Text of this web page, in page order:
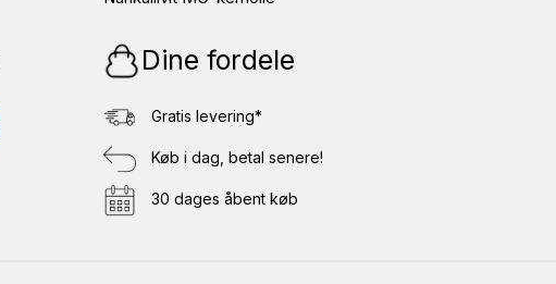
Dine fordele
Gratis levering*
Køb i dag, betal senere!
30 dages åbent køb